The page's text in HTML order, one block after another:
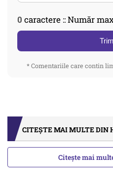
0 caractere :: Număr
* Comentariile care contin
CITEȘTE MAI MULTE DIN
Citește mai